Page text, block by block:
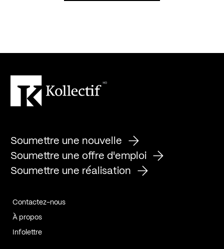
Soumettre une nouvelle
Soumettre une offre d'emploi
Soumettre une réalisation
Contactez-nous
À propos
Infolettre